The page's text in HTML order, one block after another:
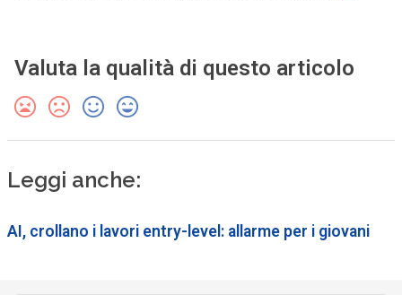
Valuta la qualità di questo articolo
Leggi anche:
AI, crollano i lavori entry-level: allarme per i giovani